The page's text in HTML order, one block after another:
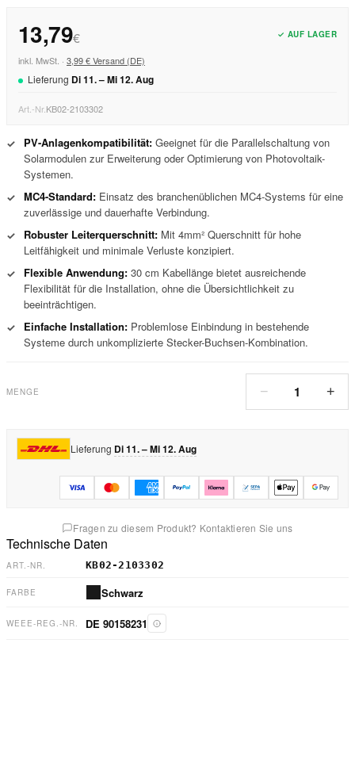
13,79€ ✓ AUF LAGER
inkl. MwSt. · 3,99 € Versand (DE)
Lieferung Di11. –Mi12.Aug
Art.-Nr.KB02-2103302
✓ PV-Anlagenkompatibilität: Geeignet für die Parallelschaltung von
Solarmodulen zur Erweiterung oder Optimierung von Photovoltaik-
Systemen.
✓ MC4-Standard: Einsatz des branchenüblichen MC4-Systems für eine
zuverlässige und dauerhafte Verbindung.
✓
Robuster Leiterquerschnitt: Mit 4mm² Querschnitt für hohe
Leitfähigkeit und minimale Verluste konzipiert.
✓
Flexible Anwendung: 30 cm Kabellänge bietet ausreichende
Flexibilität für die Installation, ohne die Übersichtlichkeit zu
beeinträchtigen.
✓
Einfache Installation: Problemlose Einbindung in bestehende
Systeme durch unkomplizierte Stecker-Buchsen-Kombination.
MENGE − 1 +
Lieferung Di 11. – Mi 12. Aug
Fragen zu diesem Produkt? Kontaktieren Sie uns
Technische Daten
ART.-NR. KB02-2103302
FARBE Schwarz
WEEE-REG.-NR. DE 90158231